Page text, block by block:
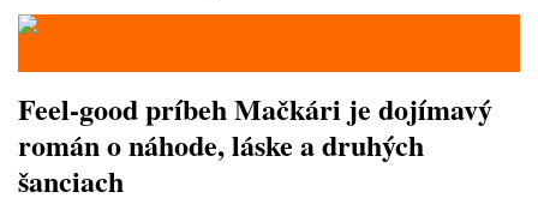
Feel-good príbeh Mačkári je dojímavý
román o náhode, láske a druhých
šanciach